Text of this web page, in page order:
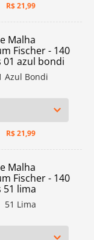
R$21,99
Azul Bondi
R$21,99
51 Lima